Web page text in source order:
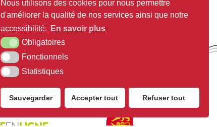
Nous utilisons des cookies pour nous permettre
d'améliorer la qualité de nos services ainsi que notre
accessibilité.
En savoir plus
Obligatoires
Fonctionnels
Statistiques
Sauvegarder Accepter tout Refuser tout